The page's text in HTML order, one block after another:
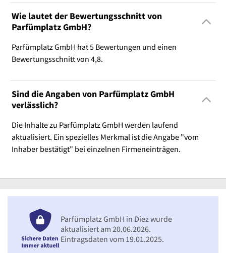
Wie lautet der Bewertungsschnitt von
Parfümplatz GmbH?
Parfümplatz GmbH hat 5 Bewertungen und einen
Bewertungsschnitt von 4,8.
Sind die Angaben von Parfümplatz GmbH
verlässlich?
Die Inhalte zu Parfümplatz GmbH werden laufend
aktualisiert. Ein spezielles Merkmal ist die Angabe "vom
Inhaber bestätigt" bei einzelnen Firmeneinträgen.
Parfümplatz GmbH in Diez wurde
aktualisiert am 20.06.2026.
Eintragsdaten vom 19.01.2025.